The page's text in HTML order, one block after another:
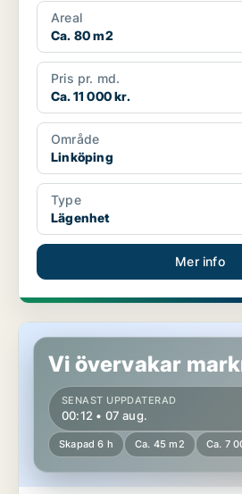
Areal
Ca. 80 m2
Pris pr. md.
Ca. 11 000 kr.
Område
Linköping
Type
Lägenhet
Mer info
Lägenhet i Linköping
Vi övervakar
SENAST UPPDATERAD
00:12 • 07 aug.
Skapad 6 h Ca. 45 m2 Ca. 7